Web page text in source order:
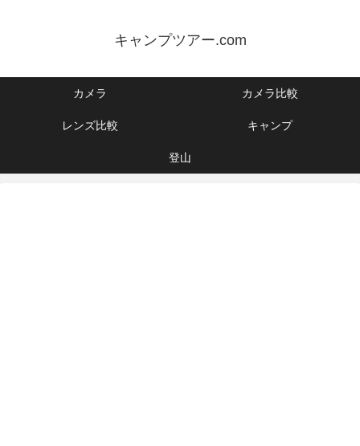
キャンプツアー.com
カメラ カメラ比較
レンズ比較 キャンプ
登山